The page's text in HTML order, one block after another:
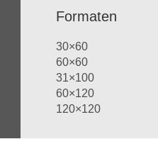
Formaten
30×60
60×60
31×100
60×120
120×120